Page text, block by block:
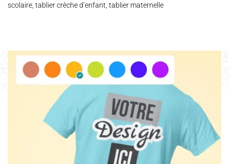
scolaire, tablier crèche d’enfant, tablier maternelle